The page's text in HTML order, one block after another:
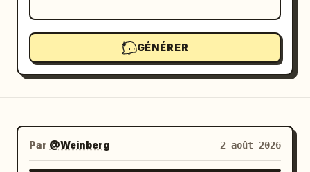
GÉNÉRER
Par @Weinberg 2 août 2026